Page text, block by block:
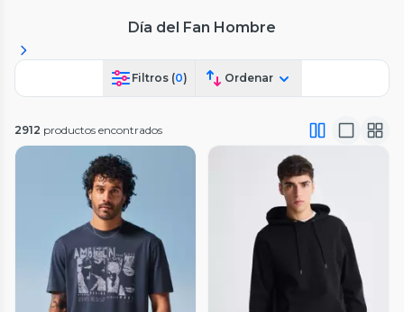
Día del Fan Hombre
Filtros (0) Ordenar
2912 productos encontrados